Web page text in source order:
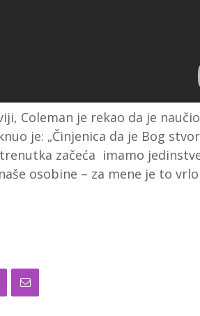
Coleman je rekao da je
je: „Činjenica da je Bog
začeća imamo
osobine – za mene je to vrlo